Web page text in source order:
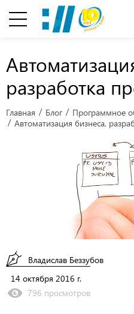
разработка
Главная Блог
Программное
Автоматизация бизнеса,
Владислав Беззубов
14 октября 2016 г.
796 просмотров